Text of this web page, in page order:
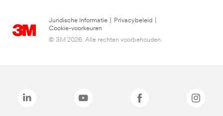
Juridische Informatie Privacybeleid
Cookie-voorkeuren
© 3M 2026. Alle rechten voorbehouden.